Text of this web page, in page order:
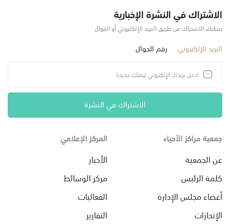
الاشتراك في النشرة الإخبارية
يمكنك الاشتراك عن طريق البريد الإلكتروني أو الجوال
البريد الإلكتروني رقم الجوال
الاشتراك في النشرة
جمعية مراكز الأحياء
عن الجمعية
كلمة الرئيس
أعضاء مجلس الإدارة
الإنجازات
المركز الإعلامي
الأخبار
مركز الوسائط
الفعاليات
التقارير